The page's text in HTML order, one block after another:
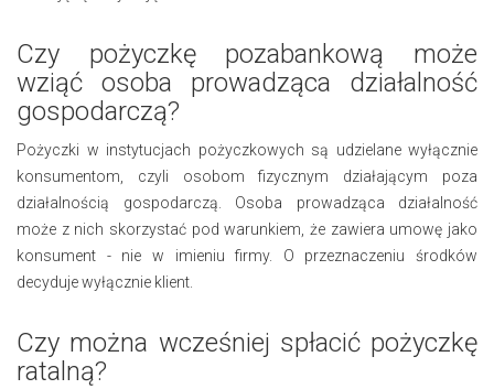
Czy pożyczkę pozabankową może
wziąć osoba prowadząca działalność
gospodarczą?
Pożyczki w instytucjach pożyczkowych są udzielane wyłącznie
konsumentom, czyli osobom fizycznym działającym poza
działalnością gospodarczą. Osoba prowadząca działalność
może z nich skorzystać pod warunkiem, że zawiera umowę jako
konsument - nie w imieniu firmy. O przeznaczeniu środków
decyduje wyłącznie klient.
Czy można wcześniej spłacić pożyczkę
ratalną?